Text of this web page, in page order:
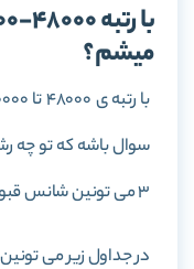
میشم؟
3 می تونین شانس قبولی بیشتری داشته باشین.